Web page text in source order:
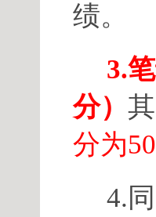
绩。
3.
分）
分为
4.